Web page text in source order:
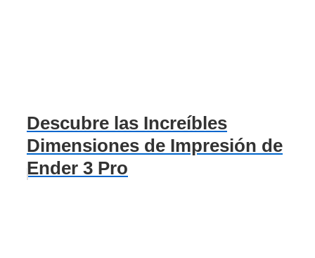
Descubre las Increíbles
Dimensiones de Impresión de
Ender 3 Pro